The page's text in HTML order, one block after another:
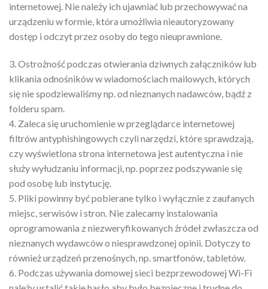
internetowej. Nie należy ich ujawniać lub przechowywać na
urządzeniu w formie, która umożliwia nieautoryzowany
dostęp i odczyt przez osoby do tego nieuprawnione.
3. Ostrożność podczas otwierania dziwnych załączników lub
klikania odnośników w wiadomościach mailowych, których
się nie spodziewaliśmy np. od nieznanych nadawców, bądź z
folderu spam.
4. Zaleca się uruchomienie w przeglądarce internetowej
filtrów antyphishingowych czyli narzędzi, które sprawdzają,
czy wyświetlona strona internetowa jest autentyczna i nie
służy wyłudzaniu informacji, np. poprzez podszywanie się
pod osobę lub instytucję.
5. Pliki powinny być pobierane tylko i wyłącznie z zaufanych
miejsc, serwisów i stron. Nie zalecamy instalowania
oprogramowania z niezweryfikowanych źródeł zwłaszcza od
nieznanych wydawców o niesprawdzonej opinii. Dotyczy to
również urządzeń przenośnych, np. smartfonów, tabletów.
6. Podczas używania domowej sieci bezprzewodowej Wi-Fi